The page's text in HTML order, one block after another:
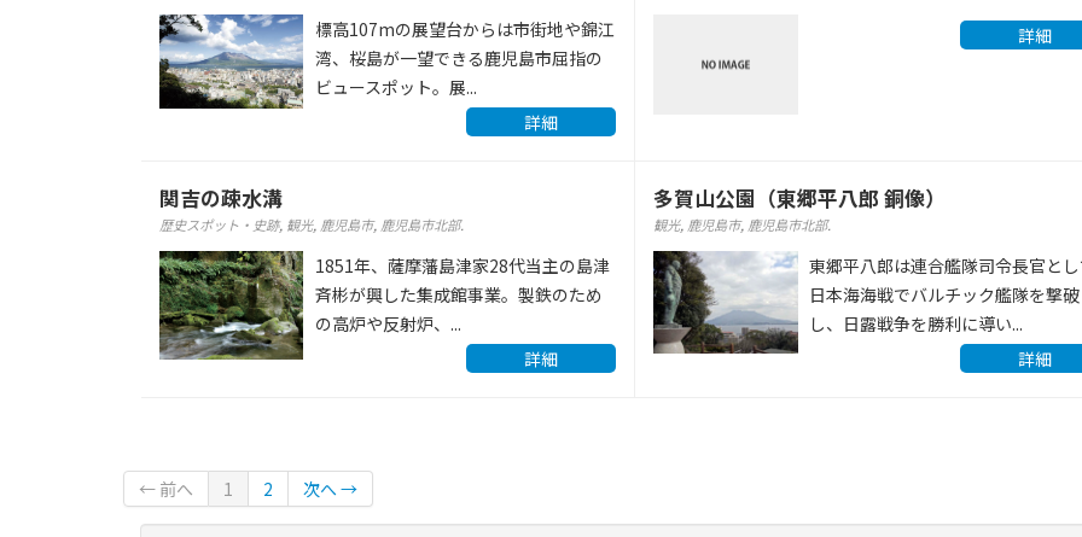
標高107mの展望台からは市街地や錦江
湾、桜島が一望できる鹿児島市屈指の
ビュースポット。展...
詳細
詳細
関吉の疎水溝
歴史スポット・史跡, 観光, 鹿児島市, 鹿児島市北部.
1851年、薩摩藩島津家28代当主の島津
斉彬が興した集成館事業。製鉄のため
の高炉や反射炉、...
詳細
多賀山公園（東郷平八郎 銅像）
観光, 鹿児島市, 鹿児島市北部.
東郷平八郎は連合艦隊司令長官と
日本海海戦でバルチック艦隊を撃破
し、日露戦争を勝利に導い...
詳細
← 前へ 1 2 次へ →